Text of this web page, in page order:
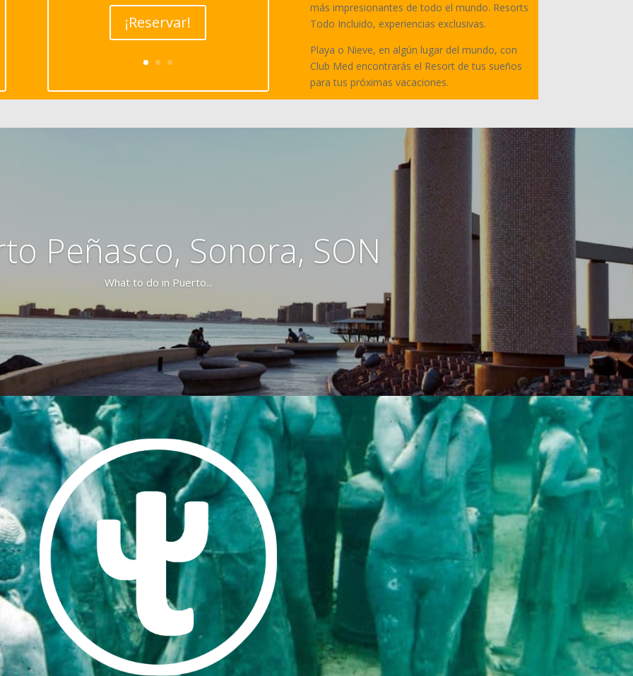
¡Reservar!
más impresionantes de todo el mundo. Resorts
Todo Incluido, experiencias exclusivas.
Playa o Nieve, en algún lugar del mundo, con
Club Med encontrarás el Resort de tus sueños
para tus próximas vacaciones.
Peñasco, Sonora, SON
What to do in Puerto...